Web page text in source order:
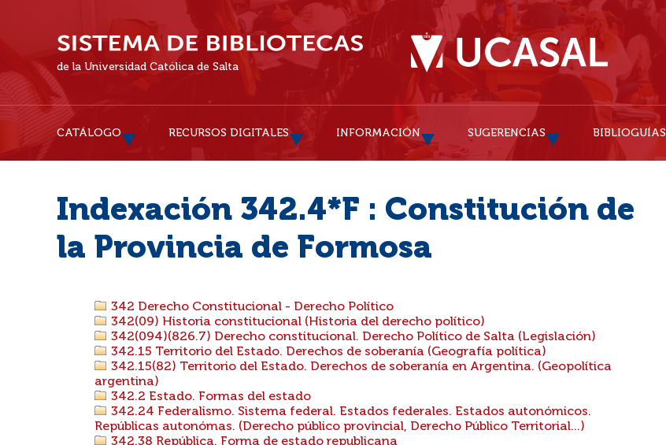
de la Universidad Católica de Salta
CATÁLOGO RECURSOS DIGITALES INFORMACIÓN SUGERENCIAS BIBLIOGUÍAS
Indexación 342.4*F : Constitución de
la Provincia de Formosa
342 Derecho Constitucional - Derecho Político
342(09) Historia constitucional (Historia del derecho político)
342(094)(826.7) Derecho constitucional. Derecho Político de Salta (Legislación)
342.15 Territorio del Estado. Derechos de soberanía (Geografía política)
342.15(82) Territorio del Estado. Derechos de soberanía en Argentina. (Geopolítica
argentina)
342.2 Estado. Formas del estado
342.24 Federalismo. Sistema federal. Estados federales. Estados autonómicos.
Repúblicas autonómas. (Derecho público provincial, Derecho Público Territorial...)
342.38 República. Forma de estado republicana